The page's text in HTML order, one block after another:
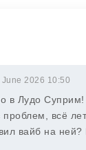
June 2026 10:50
в Лудо
проблем, всё
вайб на ней?